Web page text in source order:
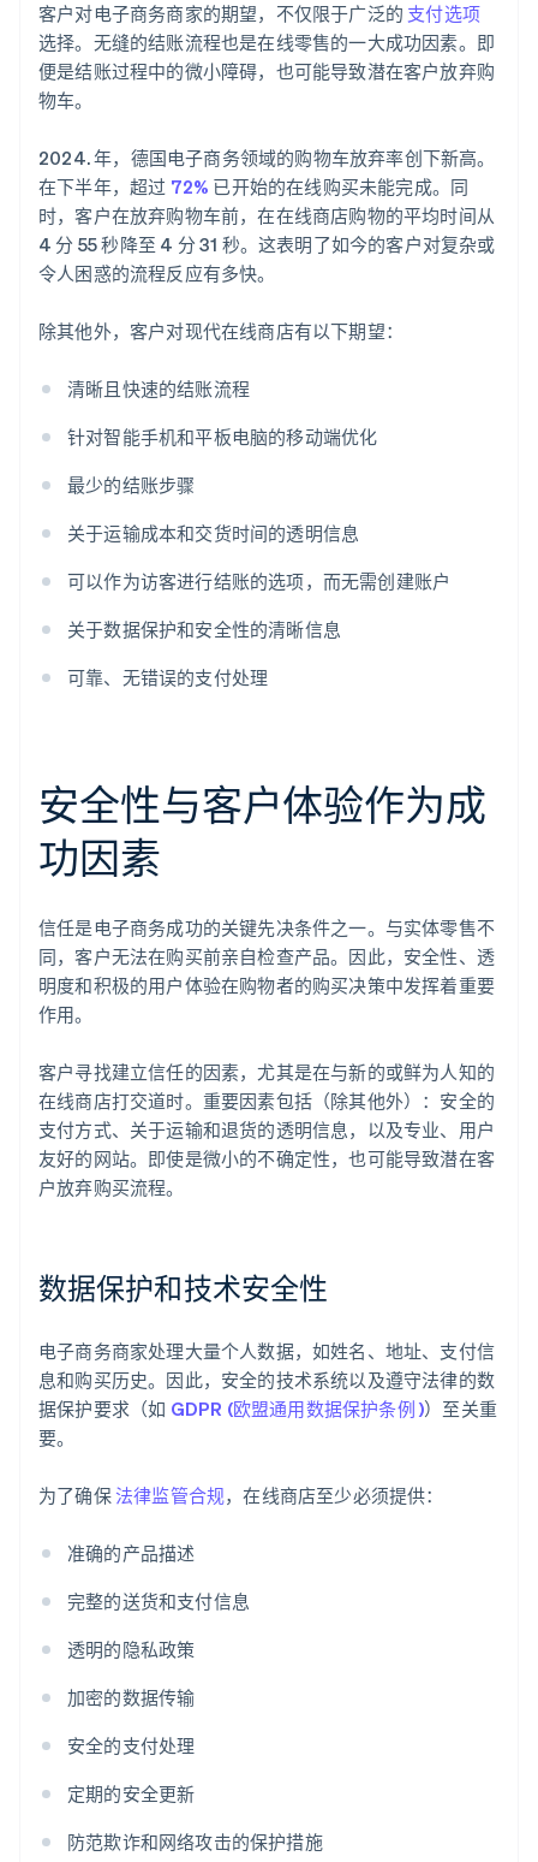
客户对电子商务商家的期望，不仅限于广泛的 支付选项
选择。无缝的结账流程也是在线零售的一大成功因素。即
便是结账过程中的微小障碍，也可能导致潜在客户放弃购
物车。
2024. 年，德国电子商务领域的购物车放弃率创下新高。
在下半年，超过 72% 已开始的在线购买未能完成。同
时，客户在放弃购物车前，在在线商店购物的平均时间从
4 分 55 秒降至 4 分 31 秒。这表明了如今的客户对复杂或
令人困惑的流程反应有多快。
除其他外，客户对现代在线商店有以下期望：
清晰且快速的结账流程
针对智能手机和平板电脑的移动端优化
最少的结账步骤
关于运输成本和交货时间的透明信息
可以作为访客进行结账的选项，而无需创建账户
关于数据保护和安全性的清晰信息
可靠、无错误的支付处理
安全性与客户体验作为成
功因素
信任是电子商务成功的关键先决条件之一。与实体零售不
同，客户无法在购买前亲自检查产品。因此，安全性、透
明度和积极的用户体验在购物者的购买决策中发挥着重要
作用。
客户寻找建立信任的因素，尤其是在与新的或鲜为人知的
在线商店打交道时。重要因素包括（除其他外）：安全的
支付方式、关于运输和退货的透明信息，以及专业、用户
友好的网站。即使是微小的不确定性，也可能导致潜在客
户放弃购买流程。
数据保护和技术安全性
电子商务商家处理大量个人数据，如姓名、地址、支付信
息和购买历史。因此，安全的技术系统以及遵守法律的数
据保护要求（如 GDPR (欧盟通用数据保护条例 )）至关重
要。
为了确保 法律监管合规，在线商店至少必须提供：
准确的产品描述
完整的送货和支付信息
透明的隐私政策
加密的数据传输
安全的支付处理
定期的安全更新
防范欺诈和网络攻击的保护措施